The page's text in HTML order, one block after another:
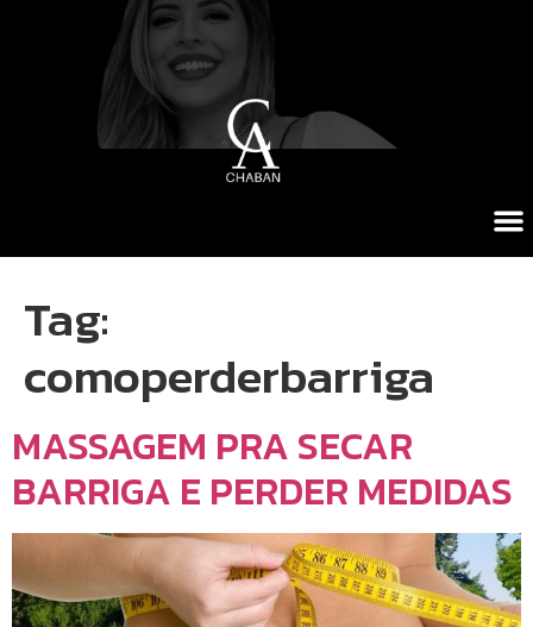
Tag:
comoperderbarriga
MASSAGEM PRA SECAR
BARRIGA E PERDER MEDIDAS